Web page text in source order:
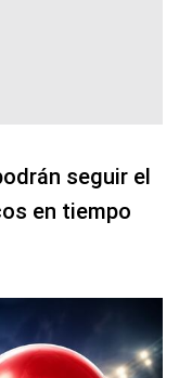
seguir el
en tiempo